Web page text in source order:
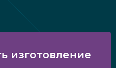
изготовление